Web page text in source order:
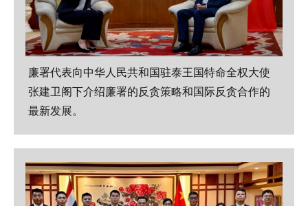
廉署代表向中华人民共和国驻泰王国特命全权大使
张建卫阁下介绍廉署的反贪策略和国际反贪合作的
最新发展。